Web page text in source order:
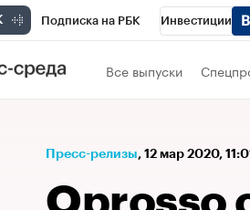
Подписка на РБК Инвестиции
Спорт
Технологии и медиа
Все выпуски
Пресс-релизы⁠, 12 мар 2020,